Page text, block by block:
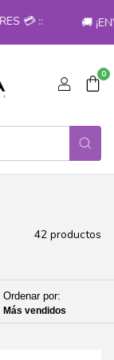
:: 🚚
0
42 productos
Ordenar por:
Más vendidos